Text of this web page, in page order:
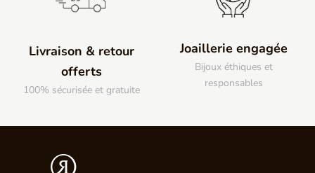
Livraison & retour
offerts
100% sécurisée et gratuite
Joaillerie engagée
Bijoux éthiques et
responsables